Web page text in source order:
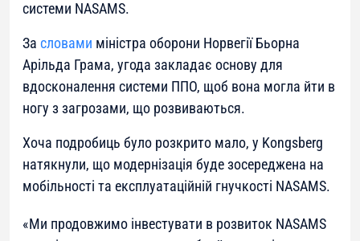
системи NASAMS.
За словами міністра оборони Норвегії Бьорна
Арільда ​​Грама, угода закладає основу для
вдосконалення системи ППО, щоб вона могла йти в
ногу з загрозами, що розвиваються.
Хоча подробиць було розкрито мало, у Kongsberg
натякнули, що модернізація буде зосереджена на
мобільності та експлуатаційній гнучкості NASAMS.
«Ми продовжимо інвестувати в розвиток NASAMS